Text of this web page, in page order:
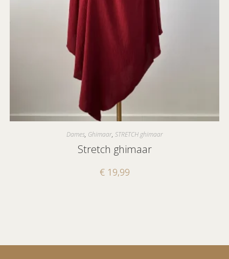
Dames, Ghimaar, STRETCH ghimaar
Stretch ghimaar
€19,99